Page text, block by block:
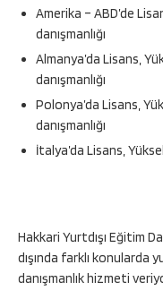
Amerika – ABD’de
danışmanlığı
Almanya’da Lisans,
danışmanlığı
Polonya’da Lisans,
danışmanlığı
İtalya’da Lisans,
Hakkari Yurtdışı Eğitim
dışında farklı konularda
danışmanlık hizmeti